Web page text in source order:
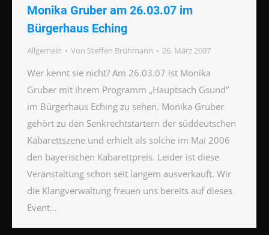
Monika Gruber am 26.03.07 im
Bürgerhaus Eching
Allgemein Von Steffen Brühmann 26. März 2007
Wer kennt sie nicht? Am 26.03.07 ist Monika
Gruber mit ihrem Programm „Hauptsach Gsund“
im Bürgerhaus Eching zu sehen. Monika Gruber
gehört zu den Senkrechtstartern der süddeutschen
Kabarettszene und erhielt als solche im Mai 2006
den bayerischen Kabarettpreis. Leider ist diese
Veranstaltung schon seit langem ausverkauft. Wir
die Klangverwaltung freuen uns bereits auf dieses
Event…